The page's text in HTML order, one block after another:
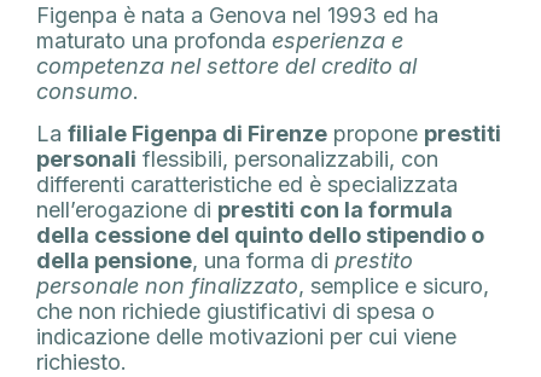
Figenpa è nata a Genova nel 1993 ed ha
maturato una profonda esperienza e
competenza nel settore del credito al
consumo.
La filiale Figenpa di Firenze propone prestiti
personali flessibili, personalizzabili, con
differenti caratteristiche ed è specializzata
nell’erogazione di prestiti con la formula
della cessione del quinto dello stipendio o
della pensione, una forma di prestito
personale non finalizzato, semplice e sicuro,
che non richiede giustificativi di spesa o
indicazione delle motivazioni per cui viene
richiesto.